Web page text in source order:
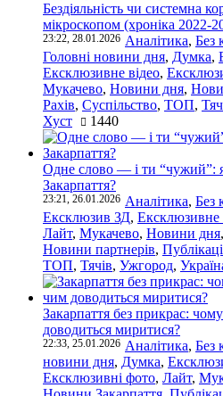
Бездіяльність чи системна
мікроскопом (хроніка 2022-
23:22, 28.01.2026 Аналітика, Без
Головні новини дня, Думка,
Ексклюзивне відео,
Мукачево, Новини дня,
Рахів, Суспільство, ТОП,
Хуст
1440
Одне слово — і ти “чужий”:
Закарпаття?
23:21, 26.01.2026 Аналітика, Без
Ексклюзив ЗД, Ексклюзивне
Лайт, Мукачево, Новини дня,
Новини партнерів,
ТОП, Тячів, Ужгород,
Закарпаття без прикрас:
доводиться миритися?
22:33, 25.01.2026 Аналітика, Без
новини дня, Думка,
Ексклюзивні фото, Лайт,